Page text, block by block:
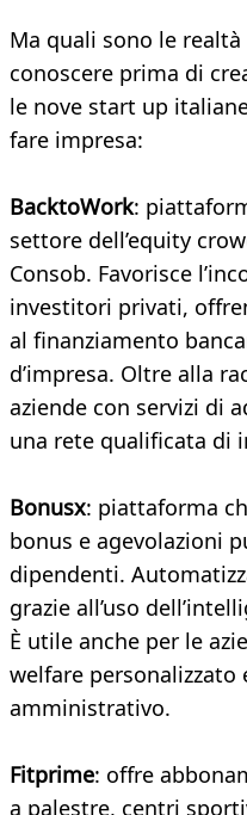
Ma quali sono le
conoscere prima di
le nove start up
fare impresa:
BacktoWork:
settore dell’equity
Consob. Favorisce
investitori privati,
al finanziamento
d’impresa. Oltre alla
aziende con servizi di
una rete qualificata di
Bonusx: piattaforma
bonus e agevolazioni
dipendenti.
grazie all’uso
È utile anche per le
welfare personalizzato
amministrativo.
Fitprime: offre
a palestre, centri